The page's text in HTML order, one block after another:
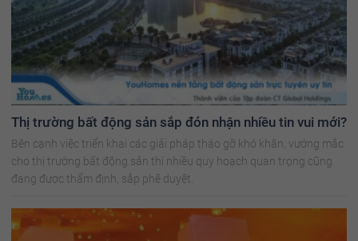
Thị trường bất động sản sắp đón nhận nhiều tin vui mới?
Bên cạnh việc triển khai các giải pháp tháo gỡ khó khăn, vướng mắc
cho thị trường bất động sản thì nhiều quy hoạch quan trọng cũng
đang được thẩm định, sắp phê duyệt.